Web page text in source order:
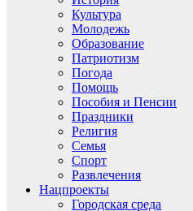
Культура
Молодежь
Образование
Патриотизм
Погода
Помощь
Пособия и Пенсии
Праздники
Религия
Семья
Спорт
Развлечения
Нацпроекты
Городская среда